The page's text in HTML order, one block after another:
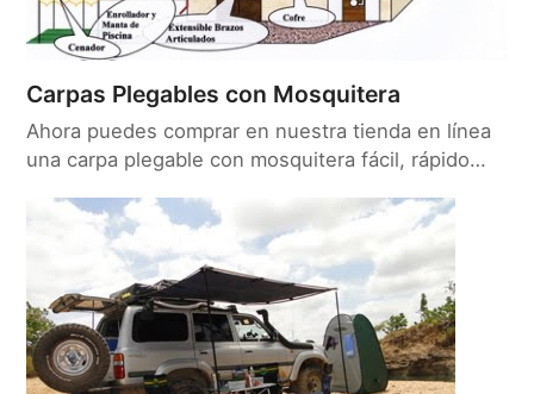
Carpas Plegables con Mosquitera
Ahora puedes comprar en nuestra tienda en línea
una carpa plegable con mosquitera fácil, rápido…